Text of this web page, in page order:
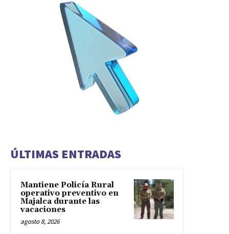
ÚLTIMAS ENTRADAS
Mantiene Policía Rural
operativo preventivo en
Majalca durante las
vacaciones
agosto 8, 2026